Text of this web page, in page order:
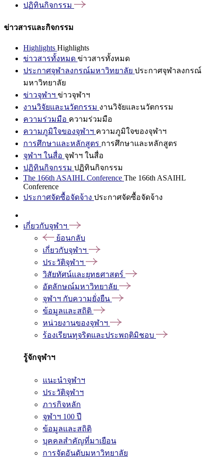
ปฏิทินกิจกรรม
ข่าวสารและกิจกรรม
Highlights Highlights
ข่าวสารทั้งหมด ข่าวสารทั้งหมด
ประกาศจุฬาลงกรณ์มหาวิทยาลัย ประกาศจุฬาลงกรณ์
มหาวิทยาลัย
ข่าวจุฬาฯ ข่าวจุฬาฯ
งานวิจัยและนวัตกรรม งานวิจัยและนวัตกรรม
ความร่วมมือ ความร่วมมือ
ความภูมิใจของจุฬาฯ ความภูมิใจของจุฬาฯ
การศึกษาและหลักสูตร การศึกษาและหลักสูตร
จุฬาฯ ในสื่อ จุฬาฯ ในสื่อ
ปฏิทินกิจกรรม ปฏิทินกิจกรรม
The 166th ASAIHL Conference The 166th ASAIHL
Conference
ประกาศจัดซื้อจัดจ้าง ประกาศจัดซื้อจัดจ้าง
เกี่ยวกับจุฬาฯ
ย้อนกลับ
เกี่ยวกับจุฬาฯ
ประวัติจุฬาฯ
วิสัยทัศน์และยุทธศาสตร์
อัตลักษณ์มหาวิทยาลัย
จุฬาฯ กับความยั่งยืน
ข้อมูลและสถิติ
หน่วยงานของจุฬาฯ
ร้องเรียนทุจริตและประพฤติมิชอบ
รู้จักจุฬาฯ
แนะนำจุฬาฯ
ประวัติจุฬาฯ
ภารกิจหลัก
จุฬาฯ 100 ปี
ข้อมูลและสถิติ
บุคคลสำคัญที่มาเยือน
การจัดอันดับมหาวิทยาลัย